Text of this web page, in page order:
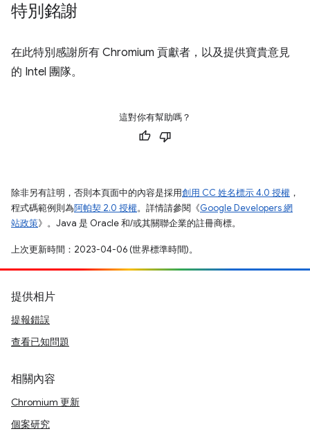
特別銘謝
在此特別感謝所有 Chromium 貢獻者，以及提供寶貴意見
的 Intel 團隊。
這對你有幫助嗎？
除非另有註明，否則本頁面中的內容是採用創用 CC 姓名標示 4.0 授權 ，
程式碼範例則為阿帕契 2.0 授權。詳情請參閱《Google Developers 網
站政策》。Java 是 Oracle 和/或其關聯企業的註冊商標。
上次更新時間：2023-04-06 (世界標準時間)。
提供相片
提報錯誤
查看已知問題
相關內容
Chromium 更新
個案研究